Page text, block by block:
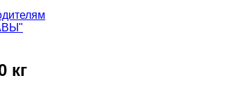
кг